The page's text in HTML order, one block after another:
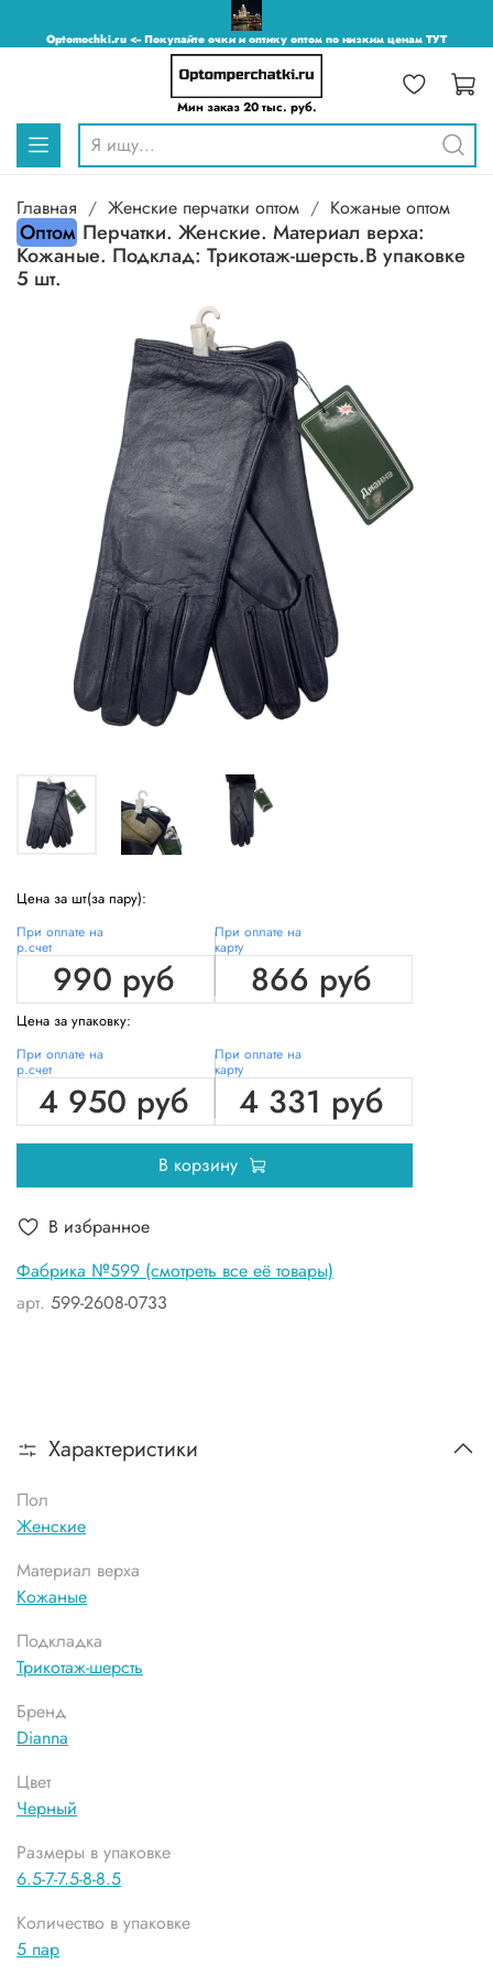
Optomochki.ru <-- Покупайте очки и оптику оптом по низким ценам ТУТ
Мин заказ 20 тыс. руб.
Главная Женские перчатки оптом Кожаные оптом
Оптом Перчатки. Женские. Материал верха:
Кожаные. Подклад: Трикотаж-шерсть.В упаковке
5 шт.
Фабрика №599 (смотреть все её товары)
арт. 599-2608-0733
Цена за шт(за пару):
При оплате на
р.счет
990 руб
При оплате на
карту
866 руб
Цена за упаковку:
При оплате на
р.счет
4 950 руб
При оплате на
карту
4 331 руб
В корзину
В избранное
Характеристики
Пол
Женские
Материал верха
Кожаные
Подкладка
Трикотаж-шерсть
Бренд
Dianna
Цвет
Черный
Размеры в упаковке
6.5-7-7.5-8-8.5
Количество в упаковке
5 пар